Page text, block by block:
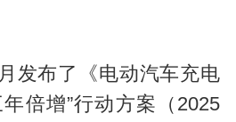
发布了《电动汽车充电
倍增”行动方案（2025